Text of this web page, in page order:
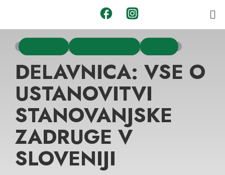
DELAVNICA: VSE O
USTANOVITVI
STANOVANJSKE
ZADRUGE V
SLOVENIJI